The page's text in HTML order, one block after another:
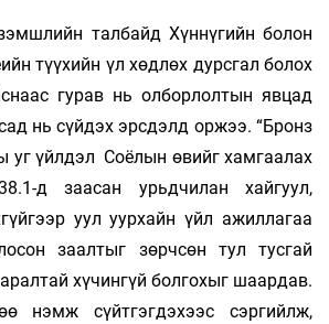
талбайд Хүннүгийн болон
түүхийн үл хөдлөх дурсгал болох
гурав нь олборлолтын явцад
нь сүйдэх эрсдэлд оржээ. “Бронз
уг үйлдэл Соёлын өвийг хамгаалах
д заасан урьдчилан хайгуул,
уул уурхайн үйл ажиллагаа
заалтыг зөрчсөн тул тусгай
хүчингүй болгохыг шаардав.
нэмж сүйтгэгдэхээс сэргийлж,